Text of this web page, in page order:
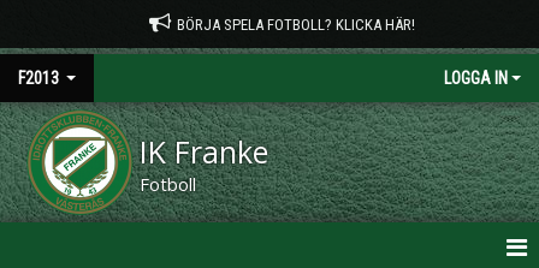
BÖRJA SPELA FOTBOLL? KLICKA HÄR!
F2013 LOGGA IN
IK Franke
Fotboll